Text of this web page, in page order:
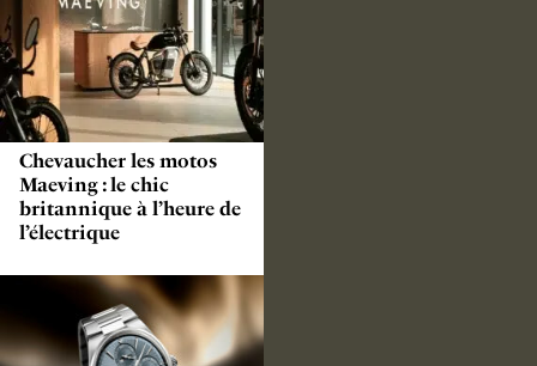
Chevaucher les motos
Maeving : le chic
britannique à l’heure de
l’électrique